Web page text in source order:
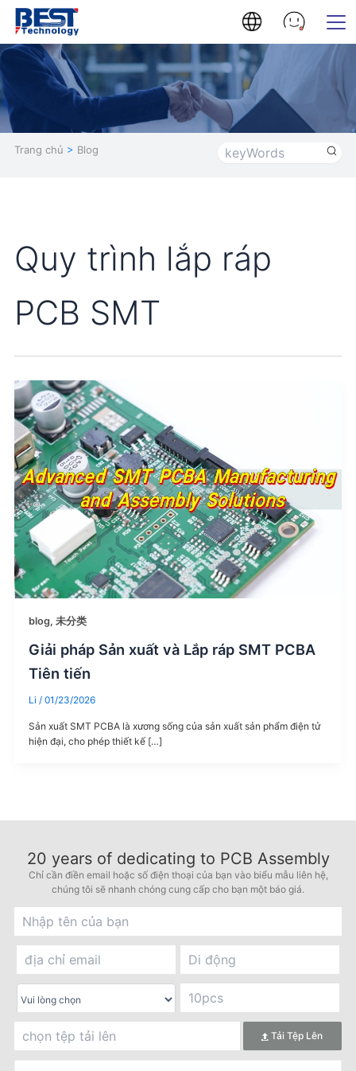
Trang chủ > Blog
Quy trình lắp ráp
PCB SMT
blog, 未分类
Giải pháp Sản xuất và Lắp ráp SMT PCBA
Tiên tiến
Li / 01/23/2026
Sản xuất SMT PCBA là xương sống của sản xuất sản phẩm điện tử
hiện đại, cho phép thiết kế […]
20 years of dedicating to PCB Assembly
Chỉ cần điền email hoặc số điện thoại của bạn vào biểu mẫu liên hệ,
chúng tôi sẽ nhanh chóng cung cấp cho bạn một báo giá.
Tải Tệp Lên